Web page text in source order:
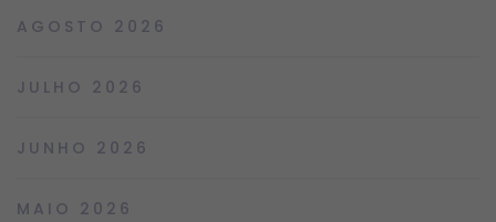
AGOSTO 2026
JULHO 2026
JUNHO 2026
MAIO 2026